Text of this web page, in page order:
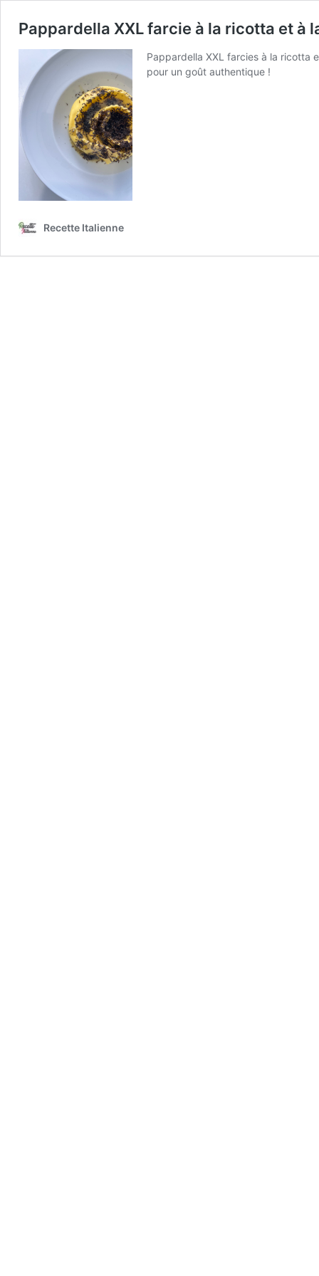
Pappardella XXL farcie à la ricotta et à
Pappardella XXL farcies à la ricotta
pour un goût authentique !
Recette Italienne